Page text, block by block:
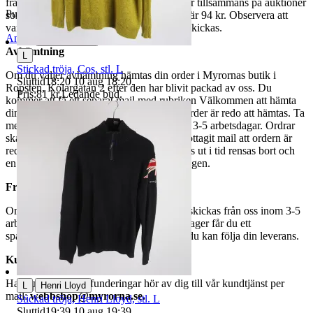
fraktpriset. Vi samfraktar upp till fyra varor tillsammans på auktioner
som avslutas samma dag. Samfraktspriset är 94 kr. Observera att
varor märkta endast avhämtning inte kan skickas.
Avhämtning
Om du väljer avhämtning hämtas din order i Myrornas butik i
Ropsten, Kolargatan 2 efter den har blivit packad av oss. Du
kommer att få ett separat mail med rubriken Välkommen att hämta
din order på Myrorna i Ropsten! när din order är redo att hämtas. Ta
med legitimation. Hanteringstiden är cirka 3-5 arbetsdagar. Ordrar
ska hämtas senast 7 dagar efter att man mottagit mail att ordern är
redo för avhämtning. Ordrar som ej hämtas ut i tid rensas bort och
en avgift på 84 kr dras av från återbetalningen.
Frakt
Om du har valt frakt kommer din vara att skickas från oss inom 3-5
arbetsdagar. När din vara har lämnat vårt lager får du ett
spårningsnummer av DSV inom kort där du kan följa din leverans.
Kundservice
Har du frågor eller funderingar hör av dig till vår kundtjänst per
mail:webbshop@myrorna.se.
Publicerad
15 maj 21:10
Anmäl
Stickad tröja, Cos, stl. L
Sluttid18:20 10 aug 18:20.
Pris:81 kr,Ledande bud.
| Henri Lloyd
Stickad tröja, Henri Lloyd, stl. L